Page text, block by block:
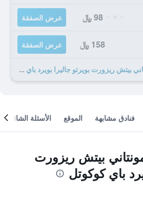
98 ﷼ عرض الصفقة
158 ﷼ عرض الصفقة
8 صفقات إضافية لـ مونتاني بيتش ريزورت بويرتو جاليرا بويرد باي كوكوتل
فنادق مشابهة الموقع الأسئلة الشائعة
بيتش ريزورت
باي كوكوتل